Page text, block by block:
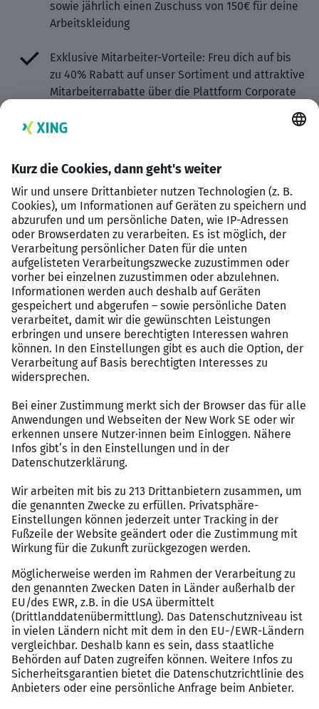
sowie jährlich einen Zuschuss von 150€ für deine
Arbeitskleidung
Exklusive Mitarbeiter-Vorteile: Freu dich auf bis
zu 40% Rabatt auf unser Sortiment und attraktive
Mitarbeiterrabatte über die Plattform Corporate
ermöglichen wir dir einen kostenlosen
Augengesundheitscheck in einem unserer Stores
Deine Gesundheit liegt uns am Herzen: Wir
bezuschussen deine persönliche Wellhub-
Mitgliedschaft nach bestandener Probezeit und
bieten dir Zugang zu OpenUp für deine mentale
Gesundheit
Deine Zukunft im Blick: Deine persönliche
Entwicklung ist uns wichtig – ob eine
Meisterförderung oder Traineeprogramm zum
Store Manager
Nachhaltige Mobilität: Da wir unseren Beitrag
zum Klima leisten möchten, erhältst du 50 %
Zuschuss für den ÖPNV oder ein vergünstigtes
Fahrrad über unseren Leasingpartner nach
bestandener Probezeit
Zeit zum Abschalten: Genieße zudem 30 Tage
Urlaub bei einer 5-Tage-Woche
Familienunterstützung: Wir bieten Eltern 10
bezahlte Urlaubstage (5-Tage-Woche) für die
Betreuung ihrer Kinder bis 12 Jahre im
Krankheitsfall
Altersvorsorge: Profitiere von
Arbeitgeberbeiträgen zur betrieblichen
Altersvorsorge